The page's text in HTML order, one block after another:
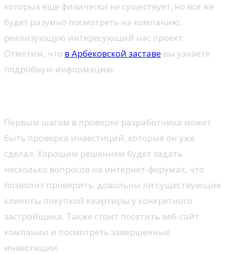
которых еще физически не существует, но все же
будет разумно посмотреть на компанию,
реализующую интересующий нас проект.
Отметим, что в Арбековской заставе вы узнаете
подробную информацию.
Первым шагом в проверке разработчика может
быть проверка инвестиций, которые он уже
сделал. Хорошим решением будет задать
несколько вопросов на интернет-форумах, что
позволит проверить, довольны ли существующие
клиенты покупкой квартиры у конкретного
застройщика. Также стоит посетить веб-сайт
компании и посмотреть завершенные
инвестиции.